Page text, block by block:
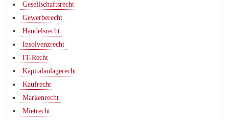
Gesellschaftsrecht
Gewerberecht
Handelsrecht
Insolvenzrecht
IT-Recht
Kapitalanlagerecht
Kaufrecht
Markenrecht
Mietrecht